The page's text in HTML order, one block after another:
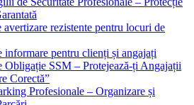
avertizare rezistente pentru locuri de
informare pentru clienți și angajați
Obligație SSM – Protejează-ți Angajații
Corectă”
Profesionale – Organizare și